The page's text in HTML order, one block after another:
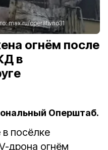
max.ru/operativno31
огнём после
в
Оперштаб.
в посёлке
дрона огнём